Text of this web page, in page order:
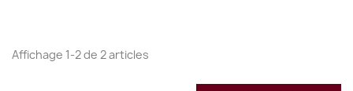
Affichage 1-2 de 2 articles